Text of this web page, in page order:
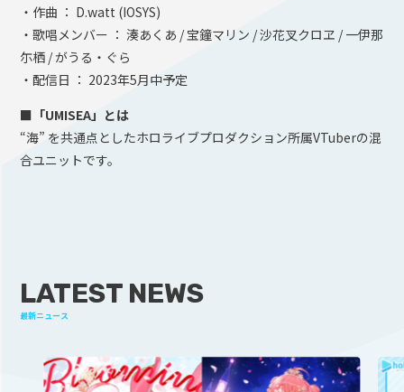
・作曲 ： D.watt (IOSYS)
・歌唱メンバー ： 湊あくあ / 宝鐘マリン / 沙花叉クロヱ / 一伊那
尓栖 / がうる・ぐら
・配信日 ： 2023年5月中予定
■「UMISEA」とは
“海” を共通点としたホロライブプロダクション所属VTuberの混
合ユニットです。
LATEST NEWS
最新ニュース